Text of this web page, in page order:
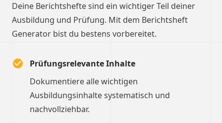
Deine Berichtshefte sind ein wichtiger Teil deiner
Ausbildung und Prüfung. Mit dem Berichtsheft
Generator bist du bestens vorbereitet.
Prüfungsrelevante Inhalte
Dokumentiere alle wichtigen
Ausbildungsinhalte systematisch und
nachvollziehbar.